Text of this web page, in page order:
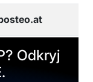
Odkryj